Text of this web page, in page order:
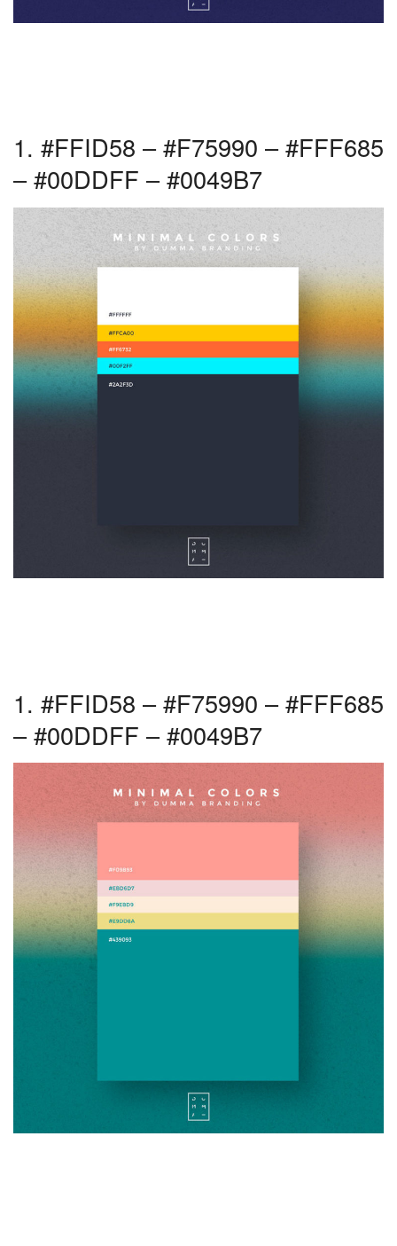
1. #FFID58 – #F75990 – #FFF685
– #00DDFF – #0049B7
1. #FFID58 – #F75990 – #FFF685
– #00DDFF – #0049B7